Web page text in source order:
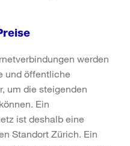
werden
und öffentliche
um die steigenden
Ein
ist deshalb eine
Standort Zürich. Ein